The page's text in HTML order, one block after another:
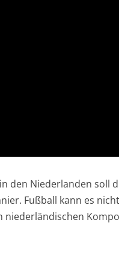
den Niederlanden soll
Fußball kann es